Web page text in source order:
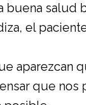
buena salud
el
aparezcan
que